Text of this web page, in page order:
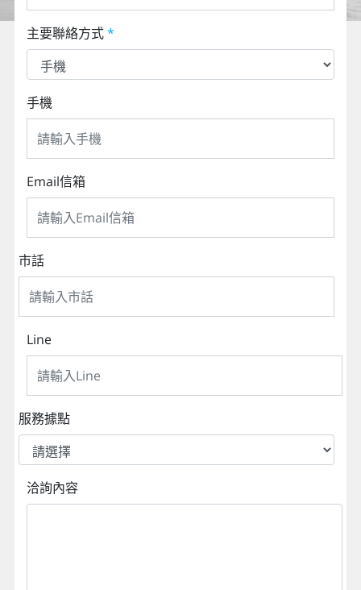
主要聯絡方式*
手機
Email信箱
市話
Line
服務據點
洽詢內容